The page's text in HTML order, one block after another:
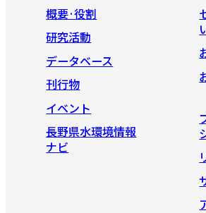
概要·役割
研究活動
データベース
刊行物
イベント
長野県水環境情報
ナビ